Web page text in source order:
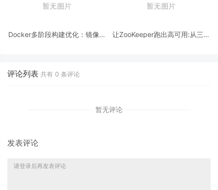
Docker多阶段构建优化：镜像体
让ZooKeeper跑出高可用:从三节
评论列表 共有 0 条评论
暂无评论
发表评论